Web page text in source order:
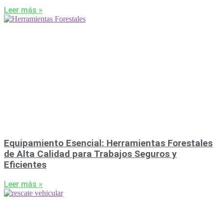
Leer más »
Equipamiento Esencial: Herramientas Forestales
de Alta Calidad para Trabajos Seguros y
Eficientes
Leer más »